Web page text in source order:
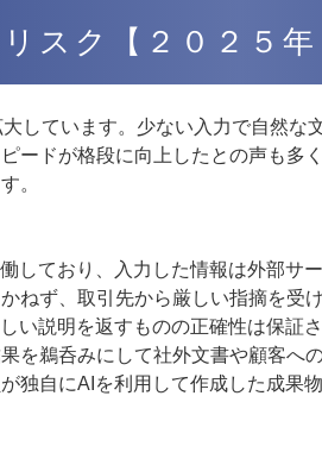
スク【２０２５
しています。少ない入力で自然
ードが格段に向上したとの声も
。
ており、入力した情報は外部サ
ねず、取引先から厳しい指摘を受
説明を返すものの正確性は保証
を鵜呑みにして社外文書や顧客へ
自にAIを利用して作成した成果